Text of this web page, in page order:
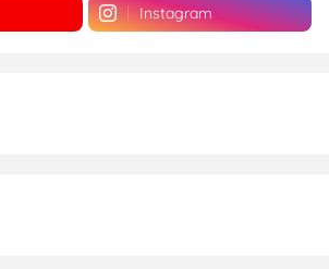
Instagram